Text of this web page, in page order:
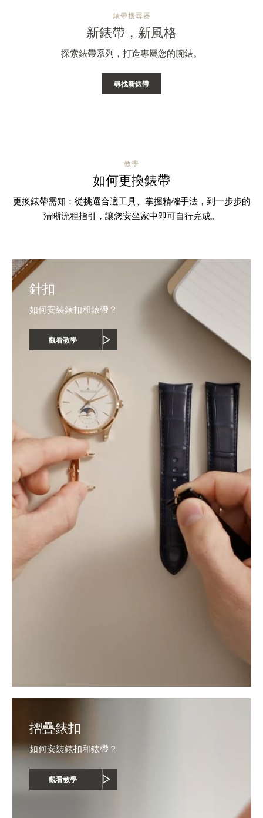
錶帶搜尋器
新錶帶，新風格
探索錶帶系列，打造專屬您的腕錶。
尋找新錶帶
教學
如何更換錶帶
更換錶帶需知：從挑選合適工具、掌握精確手法，到一步步的
清晰流程指引，讓您安坐家中即可自行完成。
針扣
如何安裝錶扣和錶帶？
觀看教學
摺疊錶扣
如何安裝錶扣和錶帶？
觀看教學